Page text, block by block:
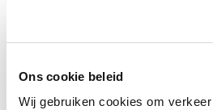
Ons cookie beleid
Wij gebruiken cookies om
Groeipad
Iedereen is welkom bij Bouwinvest.